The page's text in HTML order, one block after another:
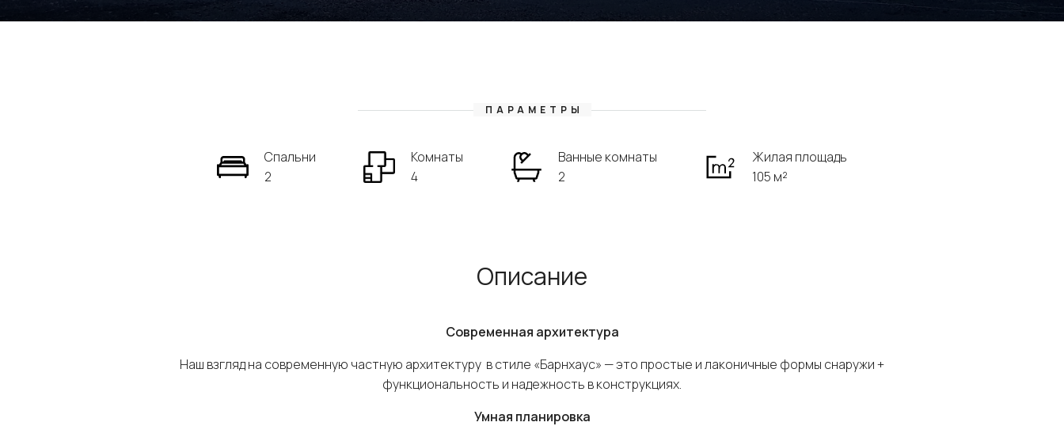
ПАРАМЕТРЫ
Спальни
2
Комнаты
4
Ванные комнаты
2
Жилая площадь
105 м²
Описание
Современная архитектура
Наш взгляд на современную частную архитектуру в стиле «Барнхаус» — это простые и лаконичные формы снаружи +
функциональность и надежность в конструкциях.
Умная планировка